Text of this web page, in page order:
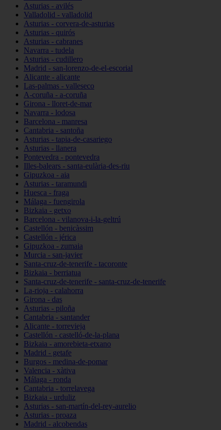
Asturias - avilés
Valladolid - valladolid
Asturias - corvera-de-asturias
Asturias - quirós
Asturias - cabranes
Navarra - tudela
Asturias - cudillero
Madrid - san-lorenzo-de-el-escorial
Alicante - alicante
Las-palmas - valleseco
A-coruña - a-coruña
Girona - lloret-de-mar
Navarra - lodosa
Barcelona - manresa
Cantabria - santoña
Asturias - tapia-de-casariego
Asturias - llanera
Pontevedra - pontevedra
Illes-balears - santa-eulària-des-riu
Gipuzkoa - aia
Asturias - taramundi
Huesca - fraga
Málaga - fuengirola
Bizkaia - getxo
Barcelona - vilanova-i-la-geltrú
Castellón - benicàssim
Castellón - jérica
Gipuzkoa - zumaia
Murcia - san-javier
Santa-cruz-de-tenerife - tacoronte
Bizkaia - berriatua
Santa-cruz-de-tenerife - santa-cruz-de-tenerife
La-rioja - calahorra
Girona - das
Asturias - piloña
Cantabria - santander
Alicante - torrevieja
Castellón - castelló-de-la-plana
Bizkaia - amorebieta-etxano
Madrid - getafe
Burgos - medina-de-pomar
Valencia - xàtiva
Málaga - ronda
Cantabria - torrelavega
Bizkaia - urduliz
Asturias - san-martín-del-rey-aurelio
Asturias - proaza
Madrid - alcobendas